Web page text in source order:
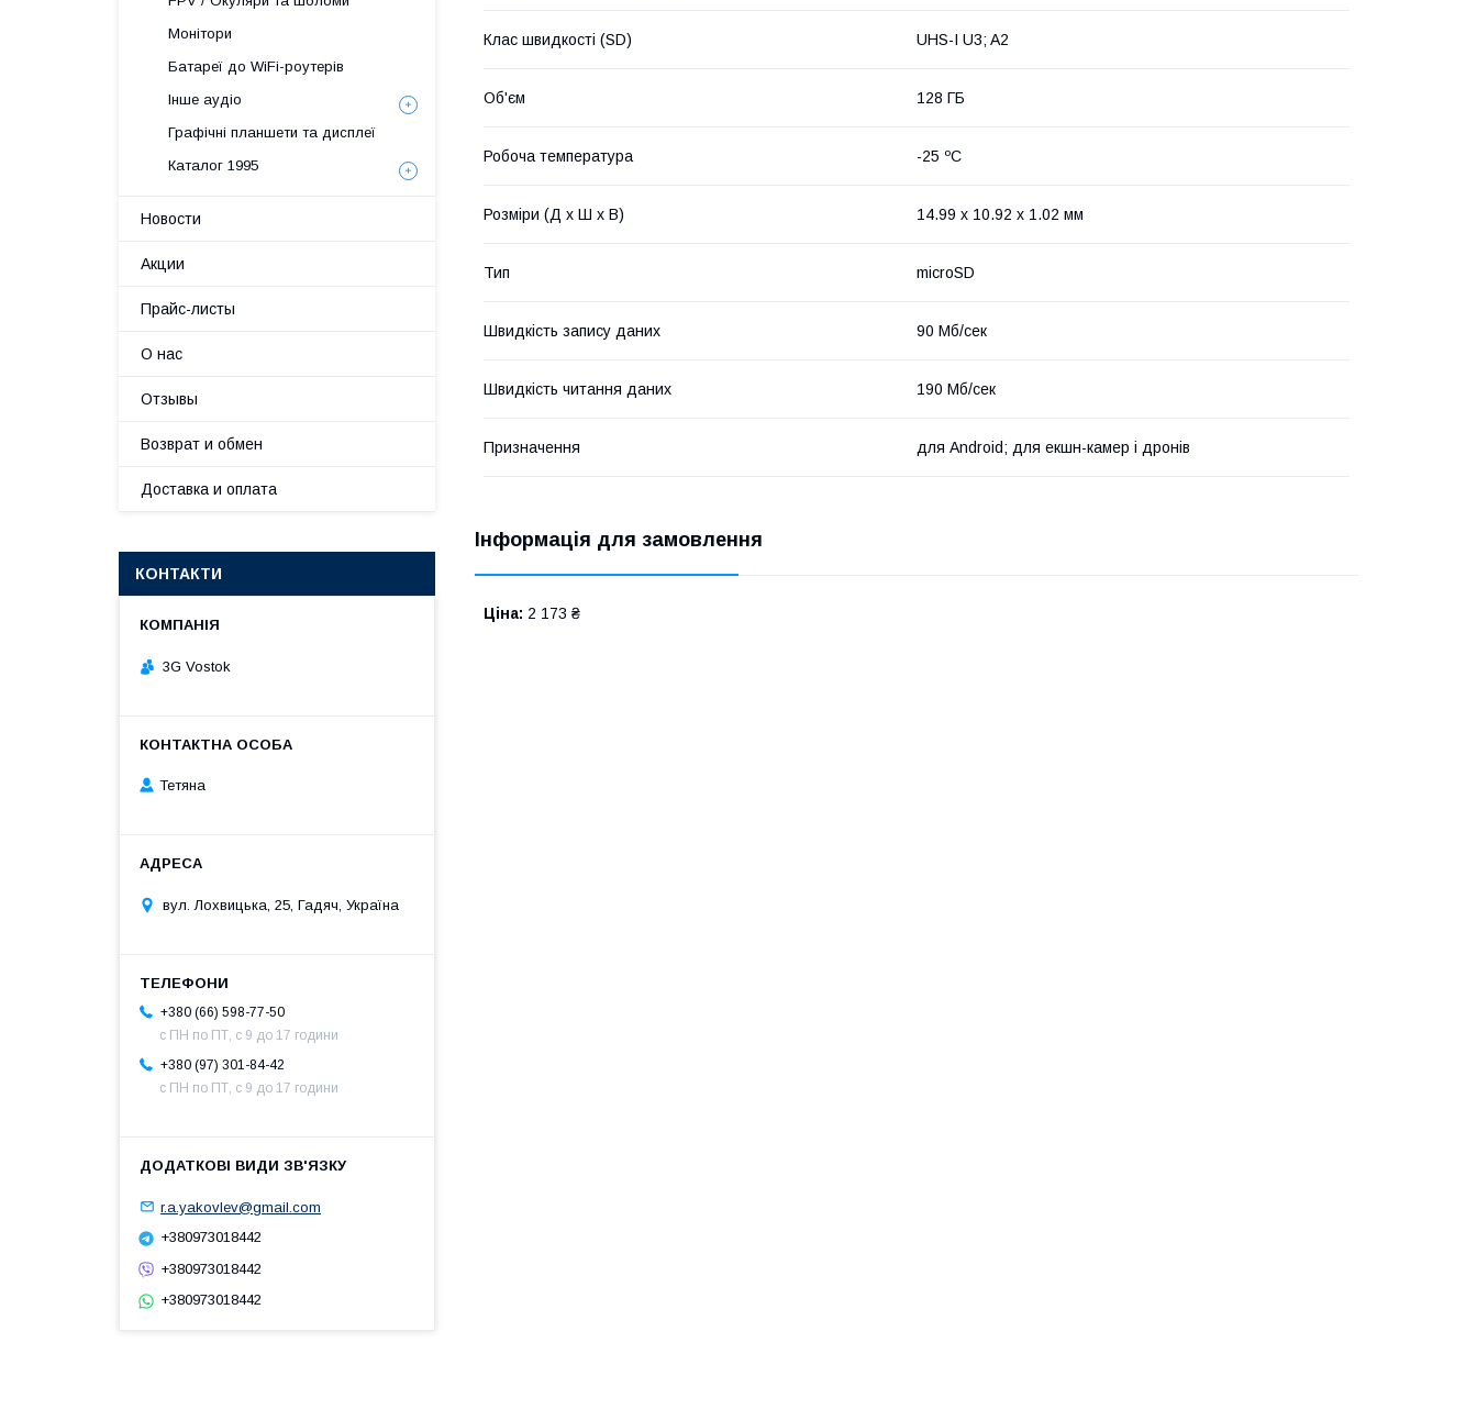
Клас швидкості (SD) UHS-I U3; A2
Об'єм 128 ГБ
Робоча температура -25 ºC
Розміри (Д x Ш x В) 14.99 x 10.92 x 1.02 мм
Тип microSD
Швидкість запису даних 90 Мб/сек
Швидкість читання даних 190 Мб/сек
Призначення для Android; для екшн-камер і дронів
Інформація для замовлення
Ціна: 2 173 ₴
Монітори
Батареї до WiFi-роутерів
Інше аудіо
Графічні планшети та дисплеї
Каталог 1995
Новости
Акции
Прайс-листы
О нас
Отзывы
Возврат и обмен
Доставка и оплата
КОНТАКТИ
3G Vostok
Тетяна
вул. Лохвицька, 25, Гадяч, Україна
+380 (66) 598-77-50
с ПН по ПТ, с 9 до 17 години
+380 (97) 301-84-42
с ПН по ПТ, с 9 до 17 години
r.a.yakovlev@gmail.com
+380973018442
+380973018442
+380973018442